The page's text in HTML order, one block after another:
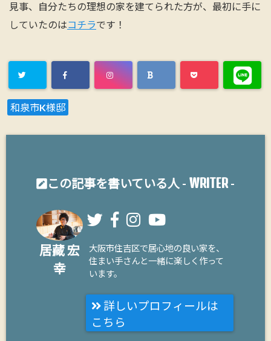
見事、自分たちの理想の家を建てられた方が、最初に手に
していたのはコチラです！
和泉市K様邸
この記事を書いている人 - WRITER-
居藏 宏
幸
大阪市住吉区で居心地の良い家を、
住まい手さんと一緒に楽しく作って
います。
詳しいプロフィールは
こちら